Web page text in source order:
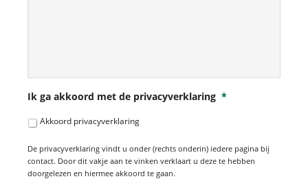
Ik ga akkoord met de privacyverklaring *
Akkoord privacyverklaring
De privacyverklaring vindt u onder (rechts onderin) iedere pagina bij
contact. Door dit vakje aan te vinken verklaart u deze te hebben
doorgelezen en hiermee akkoord te gaan.